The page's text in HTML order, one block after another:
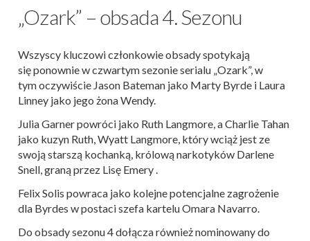
„Ozark” – obsada 4. Sezonu
Wszyscy kluczowi członkowie obsady spotykają
się ponownie w czwartym sezonie serialu „Ozark”, w
tym oczywiście Jason Bateman jako Marty Byrde i Laura
Linney jako jego żona Wendy.
Julia Garner powróci jako Ruth Langmore, a Charlie Tahan
jako kuzyn Ruth, Wyatt Langmore, który wciąż jest ze
swoją starszą kochanką, królową narkotyków Darlene
Snell, graną przez Lisę Emery .
Felix Solis powraca jako kolejne potencjalne zagrożenie
dla Byrdes w postaci szefa kartelu Omara Navarro.
Do obsady sezonu 4 dołącza również nominowany do